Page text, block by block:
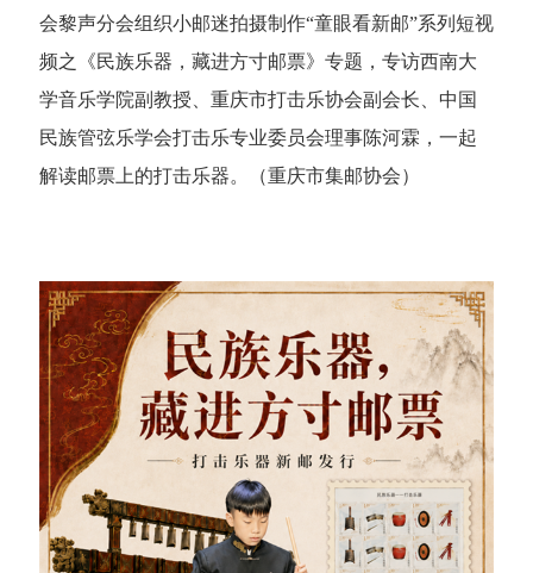
会黎声分会组织小邮迷拍摄制作“童眼看新邮”系列短视
频之《民族乐器，藏进方寸邮票》专题，专访西南大
学音乐学院副教授、重庆市打击乐协会副会长、中国
民族管弦乐学会打击乐专业委员会理事陈河霖，一起
解读邮票上的打击乐器。（重庆市集邮协会）